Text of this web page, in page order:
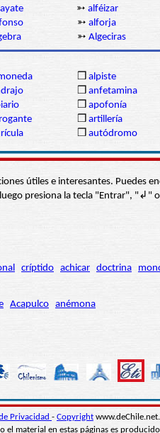
➳ alféizar
➳ alforja
➳ Algeciras
❒ alpiste
❒ anfetamina
❒ apofonía
❒ artillería
❒ autódromo
útiles e interesantes.
luego presiona la tecla "Entrar",
críptido achicar doctrina
Acapulco anémona
Privacidad - Copyright
el material en estas páginas es